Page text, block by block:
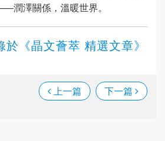
潤澤關係，溫暖世界。
於 《晶文薈萃 精選文章》
上一篇 下一篇